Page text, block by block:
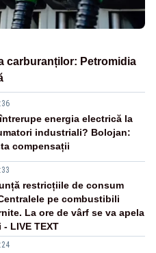
carburanților: Petromidia
energia electrică la
industriali? Bolojan:
compensații
restricțiile de consum
pe combustibili
La ore de vârf se va apela
LIVE TEXT